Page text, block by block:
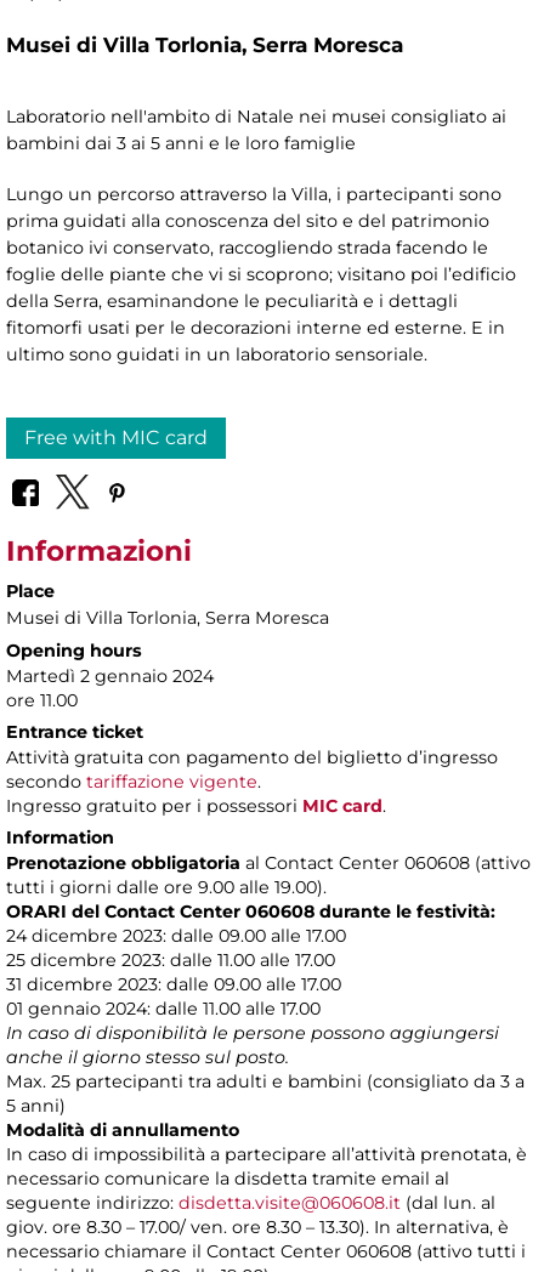
Musei di Villa Torlonia, Serra Moresca
Laboratorio nell'ambito di Natale nei musei consigliato ai
bambini dai 3 ai 5 anni e le loro famiglie
Lungo un percorso attraverso la Villa, i partecipanti sono
prima guidati alla conoscenza del sito e del patrimonio
botanico ivi conservato, raccogliendo strada facendo le
foglie delle piante che vi si scoprono; visitano poi l’edificio
della Serra, esaminandone le peculiarità e i dettagli
fitomorfi usati per le decorazioni interne ed esterne. E in
ultimo sono guidati in un laboratorio sensoriale.
Free with MIC card
Informazioni
Place
Musei di Villa Torlonia, Serra Moresca
Opening hours
Martedì 2 gennaio 2024
ore 11.00
Entrance ticket
Attività gratuita con pagamento del biglietto d’ingresso
secondo tariffazione vigente.
Ingresso gratuito per i possessori MIC card.
Information
Prenotazione obbligatoria al Contact Center 060608 (attivo
tutti i giorni dalle ore 9.00 alle 19.00).
ORARI del Contact Center 060608 durante le festività:
24 dicembre 2023: dalle 09.00 alle 17.00
25 dicembre 2023: dalle 11.00 alle 17.00
31 dicembre 2023: dalle 09.00 alle 17.00
01 gennaio 2024: dalle 11.00 alle 17.00
In caso di disponibilità le persone possono aggiungersi
anche il giorno stesso sul posto.
Max. 25 partecipanti tra adulti e bambini (consigliato da 3 a
5 anni)
Modalità di annullamento
In caso di impossibilità a partecipare all’attività prenotata, è
necessario comunicare la disdetta tramite email al
seguente indirizzo: disdetta.visite@060608.it (dal lun. al
giov. ore 8.30 – 17.00/ ven. ore 8.30 – 13.30). In alternativa, è
necessario chiamare il Contact Center 060608 (attivo tutti i